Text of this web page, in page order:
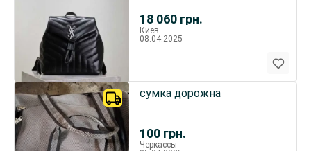
18 060 грн.
Киев
08.04.2025
100 грн.
сумка дорожна
Черкассы